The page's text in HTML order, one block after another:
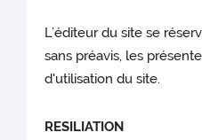
L’éditeur du sitese
sans préavis, les
d'utilisation du site.
RESILIATION